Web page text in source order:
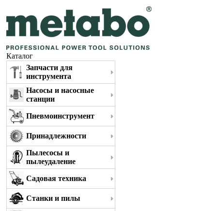
Каталог
Запчасти для
инструмента
Насосы и насосные
станции
Пневмоинструмент
Принадлежности
Пылесосы и
пылеудаление
Садовая техника
Станки и пилы